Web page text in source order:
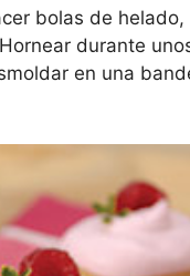
bolas de
durante
en una